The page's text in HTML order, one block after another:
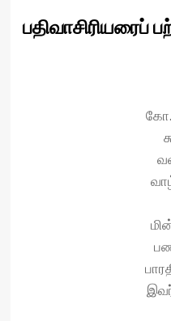
பதிவாசிரியரைப்
கோ.